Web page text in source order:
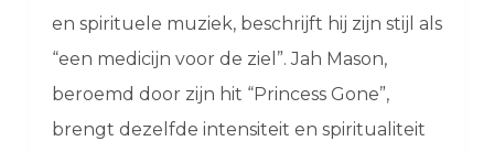
en spirituele muziek, beschrijft hij zijn stijl als
“een medicijn voor de ziel”. Jah Mason,
beroemd door zijn hit “Princess Gone”,
brengt dezelfde intensiteit en spiritualiteit